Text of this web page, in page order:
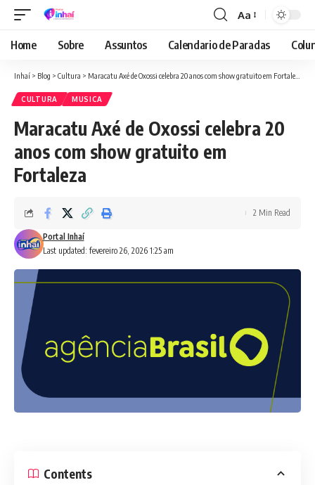
Font
Resizer
Aa
Home Sobre Assuntos Calendario de Paradas
Inhaí > Blog > Cultura > Maracatu Axé de Oxossi celebra 20 anos com show gratuito em Fortaleza
CULTURA MUSICA
Maracatu Axé de Oxossi celebra 20
anos com show gratuito em
Fortaleza
Last updated: fevereiro 26, 2026 1:25 am
Portal Inhaí
2 Min Read
Contents